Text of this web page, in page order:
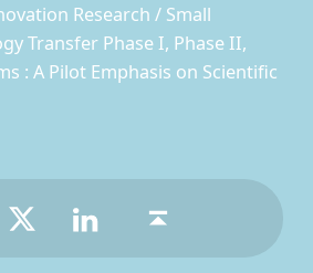
Research / Small
Transfer Phase I, Phase II,
: A Pilot Emphasis on Scientific